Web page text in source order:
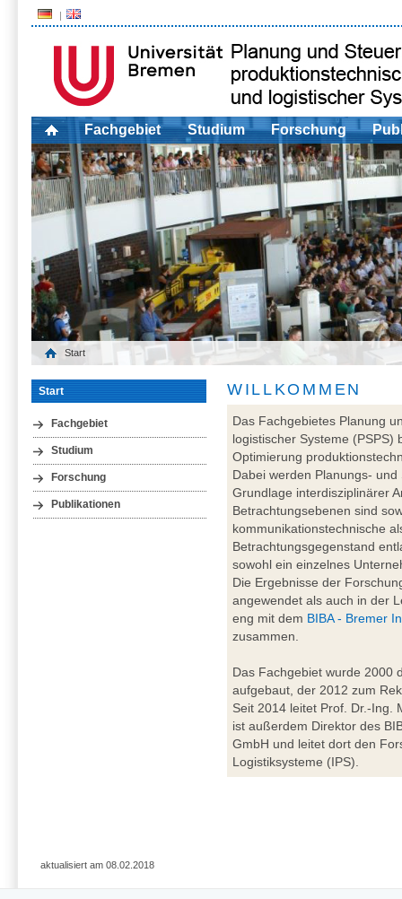
Fachgebiet Studium Forschung
Start
Start
Fachgebiet
Studium
Forschung
Publikationen
WILLKOMMEN
Das Fachgebietes Planung
logistischer Systeme (PSPS)
Optimierung
Dabei werden Planungs-
Grundlage interdisziplinärer
Betrachtungsebenen sind
kommunikationstechnische
Betrachtungsgegenstand
sowohl ein einzelnes
Die Ergebnisse der
angewendet als auch in der
eng mit dem BIBA - Bremer
zusammen.
Das Fachgebiet wurde 2000
aufgebaut, der 2012 zum
Seit 2014 leitet Prof. Dr.-Ing.
ist außerdem Direktor des
GmbH und leitet dort den
Logistiksysteme (IPS).
aktualisiert am 08.02.2018